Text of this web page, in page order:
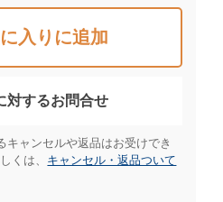
入りに追加
対するお問合せ​
キャンセルや返品はお受けでき
くは、 キャンセル・返品ついて